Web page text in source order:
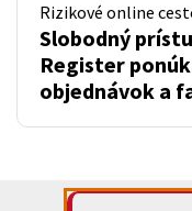
Rizikové online
Slobodný
Register
objednávok a